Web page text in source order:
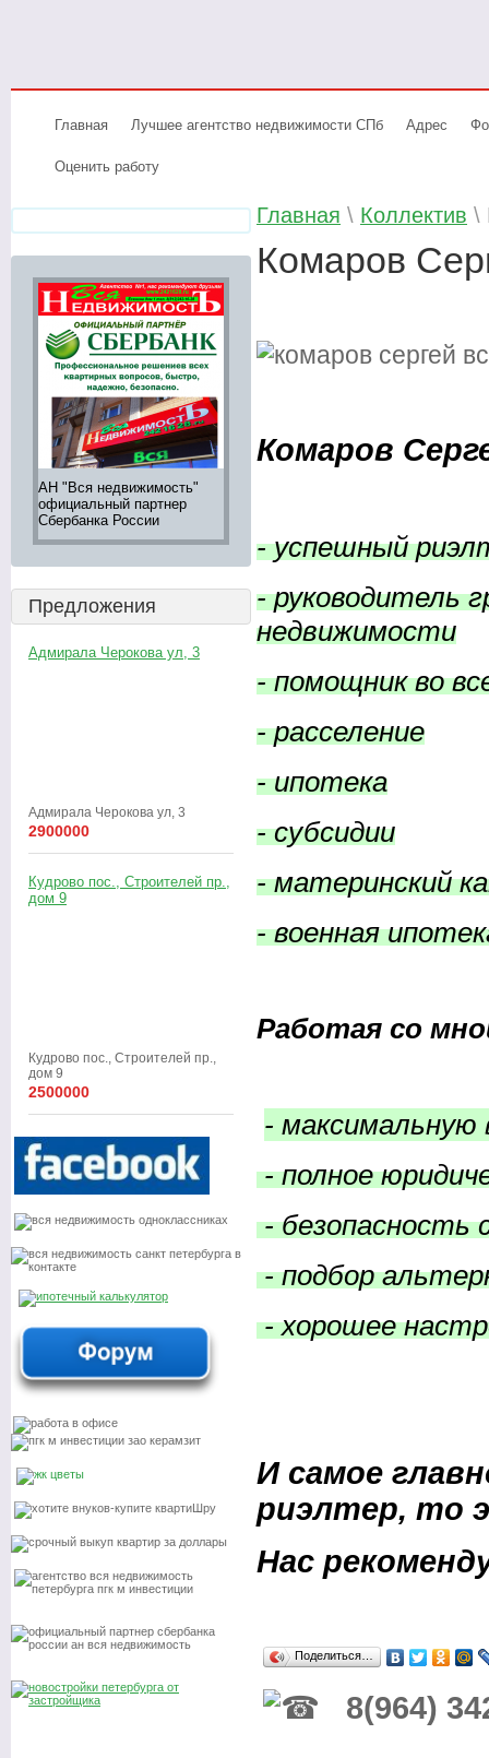
Главная Лучшее агентство недвижимости СПб Адрес
Оценить работу
АН "Вся недвижимость"
официальный партнер
Сбербанка России
Предложения
Адмирала Черокова ул, 3
Адмирала Черокова ул, 3
2900000
Кудрово пос., Строителей пр.,
дом 9
Кудрово пос., Строителей пр.,
дом 9
2500000
Главная \ Коллектив \
Комаров
Комаров
- успешный
- руководитель
недвижимости
- помощник во
- расселение
- ипотека
- субсидии
- материнский
- военная
Работая со
- максимальную
- полное
- безопасность
- подбор
- хорошее
И самое
риэлтер, то
Нас
Поделиться…
8(964)